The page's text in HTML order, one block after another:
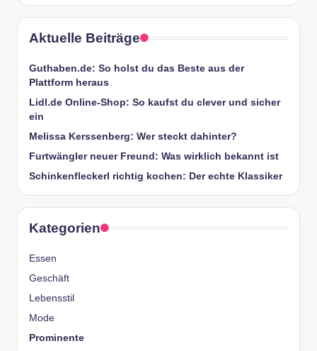
Aktuelle Beiträge
Guthaben.de: So holst du das Beste aus der
Plattform heraus
Lidl.de Online-Shop: So kaufst du clever und sicher
ein
Melissa Kerssenberg: Wer steckt dahinter?
Furtwängler neuer Freund: Was wirklich bekannt ist
Schinkenfleckerl richtig kochen: Der echte Klassiker
Kategorien
Essen
Geschäft
Lebensstil
Mode
Prominente